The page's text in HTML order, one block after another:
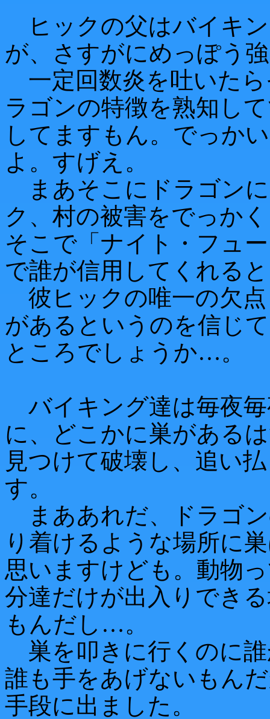
ヒックの父はバイキ
が、さすがにめっぽう
一定回数炎を吐いた
ラゴンの特徴を熟知し
してますもん。でっか
よ。すげえ。
まあそこにドラゴン
ク、村の被害をでっか
そこで「ナイト・フュ
で誰が信用してくれる
彼ヒックの唯一の欠
があるというのを信じ
ところでしょうか…。
バイキング達は毎夜
に、どこかに巣がある
見つけて破壊し、追い
す。
まああれだ、ドラゴ
り着けるような場所に
思いますけども。動物
分達だけが出入りでき
もんだし…。
巣を叩きに行くのに
誰も手をあげないもん
手段に出ました。